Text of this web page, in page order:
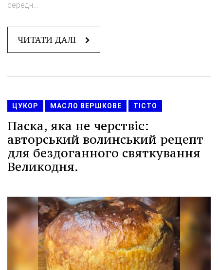
середн...
ЧИТАТИ ДАЛІ
ЦУКОР МАСЛО ВЕРШКОВЕ ТІСТО
Паска, яка не черствіє:
авторський волинський рецепт
для бездоганного святкування
Великодня.